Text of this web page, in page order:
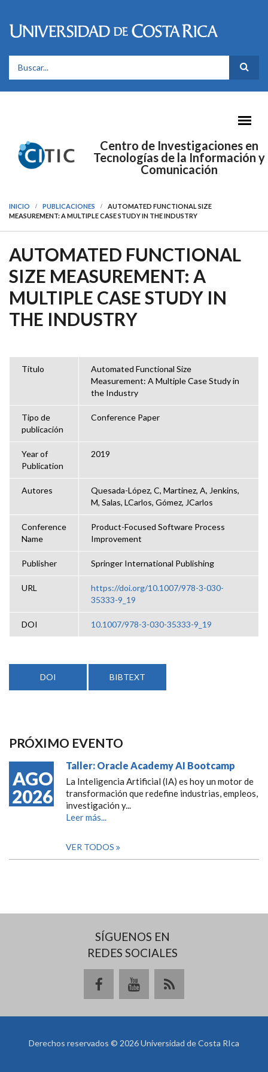
FORMULARIO DE BÚSQUEDA
Centro de Investigaciones en
Tecnologías de la Información y
Comunicación
INICIO PUBLICACIONES
AUTOMATED FUNCTIONAL SIZE
MEASUREMENT: A MULTIPLE CASE STUDY IN THE INDUSTRY
AUTOMATED FUNCTIONAL
SIZE MEASUREMENT: A
MULTIPLE CASE STUDY IN
THE INDUSTRY
Título
Automated Functional Size
Measurement: A Multiple Case Study in
the Industry
Tipo de
publicación
Conference Paper
Year of
Publication
2019
Autores
Quesada-López, C, Martinez, A, Jenkins,
M, Salas, LCarlos, Gómez, JCarlos
Conference
Name
Product-Focused Software Process
Improvement
Publisher Springer International Publishing
URL
https://doi.org/10.1007/978-3-030-
35333-9_19
DOI 10.1007/978-3-030-35333-9_19
DOI BIBTEXT
PRÓXIMO EVENTO
AGO
2026
Taller: Oracle Academy AI Bootcamp
La Inteligencia Artificial (IA) es hoy un motor de
transformación que redefine industrias, empleos,
investigación y...
Leer más...
VER TODOS
SÍGUENOS EN
REDES SOCIALES
Derechos reservados © 2026 Universidad de Costa RIca